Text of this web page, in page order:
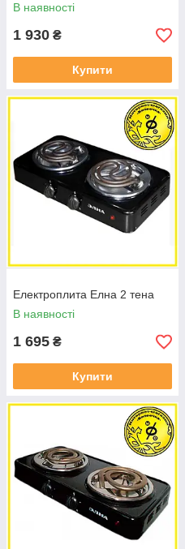
В наявності
1 930 ₴
Купити
Електроплита Елна 2 тена
В наявності
1 695 ₴
Купити